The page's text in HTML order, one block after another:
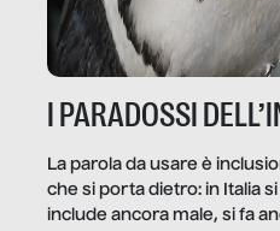
I PARADOSSI
La parola da usare è
che si porta dietro: in Italia
include ancora male, si fa